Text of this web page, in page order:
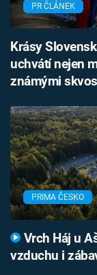
PR ČLÁNEK
Krásy
uchvátí nejen
známými
PRIMA ČESKO
Vrch Háj u
vzduchu i